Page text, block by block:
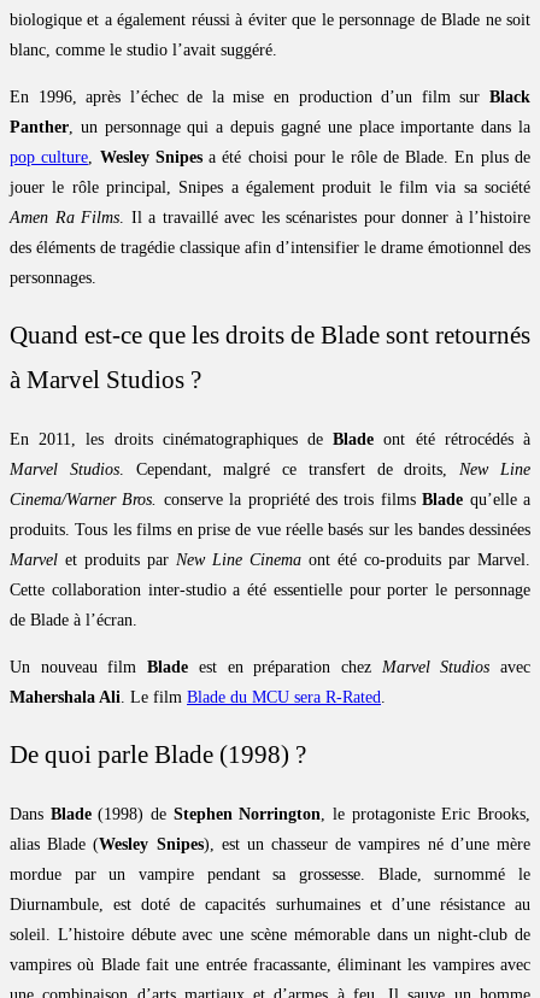
biologique et a également réussi à éviter que le personnage de Blade ne soit
blanc, comme le studio l’avait suggéré.
En 1996, après l’échec de la mise en production d’un film sur Black
Panther , un personnage qui a depuis gagné une place importante dans la
pop culture
Wesley Snipesa été choisi pour le rôle de Blade. En plus de
jouer le rôle principal, Snipes a également produit le film via sa société
Amen Ra Films . Il a travaillé avec les scénaristes pour donner à l’histoire
des éléments de tragédie classique afin d’intensifier le drame émotionnel des
personnages.
Quand est-ce que les droits de Blade sont retournés
à Marvel Studios ?
En 2011, les droits cinématographiques deBlade ont été rétrocédés à
Marvel Studios. Cependant, malgré ce transfert de droits, New Line
Cinema/Warner Bros.
conserve la propriété des trois filmsBlade qu’elle a
produits. Tous les films en prise de vue réelle basés sur les bandes dessinées
Marvel et produits par New Line Cinema ont été co-produits par Marvel.
Cette collaboration inter-studio a été essentielle pour porter le personnage
de Blade à l’écran.
Un nouveau filmBlade est en préparation chez Marvel Studios avec
Mahershala Ali . Le film Blade du MCU sera R-Rated
De quoi parle Blade (1998) ?
Dans Blade(1998) de Stephen Norrington , le protagoniste Eric Brooks,
alias Blade (Wesley Snipes), est un chasseur de vampires né d’une mère
mordue par un vampire pendant sa grossesse. Blade, surnommé le
Diurnambule, est doté de capacités surhumaines et d’une résistance au
soleil. L’histoire débute avec une scène mémorable dans un night-club de
vampires où Blade fait une entrée fracassante, éliminant les vampires avec